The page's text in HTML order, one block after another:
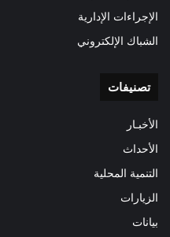
الإجراءات الإدارية
الشباك الإلكتروني
تصنيفات
الأخبـار
الأحداث
التنمية المحلية
الزيارات
بيانات